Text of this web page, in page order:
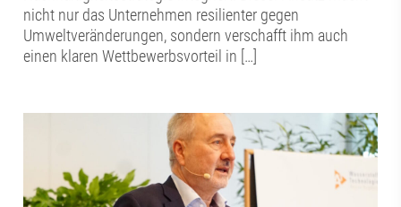
nicht nur das Unternehmen resilienter gegen
Umweltveränderungen, sondern verschafft ihm auch
einen klaren Wettbewerbsvorteil in […]